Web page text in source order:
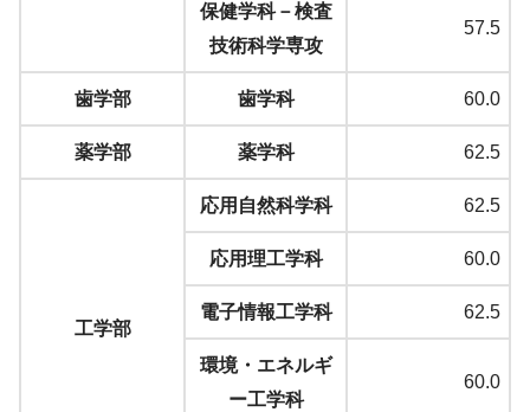
保健学科－検査
技術科学専攻
57.5
歯学部 歯学科 60.0
薬学部 薬学科 62.5
工学部
応用自然科学科 62.5
応用理工学科 60.0
電子情報工学科 62.5
環境・エネルギ
ー工学科
60.0